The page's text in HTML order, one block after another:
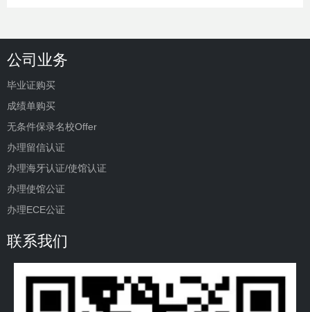
公司业务
毕业证购买
成绩单购买
无条件保录名校Offer
办理留信认证
办理海牙认证/使馆认证
办理使馆公证
办理ECE公证
联系我们